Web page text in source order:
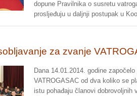
dopune Pravilnika o susretu
prosljeđuju u daljnji postupak u
za zvanje
Dana 14.01.2014. godine
VATROGASAC od dva koliko se
istu pohađaju članovi dobrovoljnih